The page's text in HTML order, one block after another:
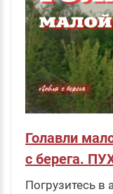
Голавли
с берега.
Погрузитесь